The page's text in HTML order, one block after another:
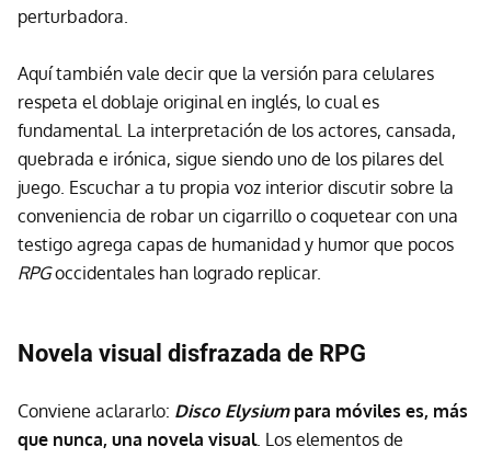
perturbadora.
Aquí también vale decir que la versión para celulares
respeta el doblaje original en inglés, lo cual es
fundamental. La interpretación de los actores, cansada,
quebrada e irónica, sigue siendo uno de los pilares del
juego. Escuchar a tu propia voz interior discutir sobre la
conveniencia de robar un cigarrillo o coquetear con una
testigo agrega capas de humanidad y humor que pocos
RPGoccidentales han logrado replicar.
Novela visual disfrazada de RPG
Conviene aclararlo: Disco Elysiumpara móviles es, más
que nunca, una novela visual. Los elementos de